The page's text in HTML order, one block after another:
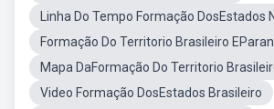
Linha Do Tempo Formação DosEstados
Formação Do Territorio Brasileiro
Mapa DaFormação Do Territorio
Video Formação DosEstados Brasileiro